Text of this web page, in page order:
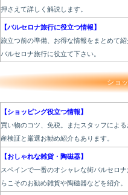
押さえて詳しく解説します。
【バルセロナ旅行に役立つ情報】
旅立つ前の準備、お得な情報をまとめて紹
バルセロナ旅行に役立て下さい。
ショ
【ショッピング役立つ情報】
買い物のコツ、免税。またスタッフによる
産検証と厳選お勧め紹介もあります。
【おしゃれな雑貨・陶磁器】
スペインで一番のオシャレな街バルセロ
らこそのお勧め雑貨や陶磁器などを紹介。